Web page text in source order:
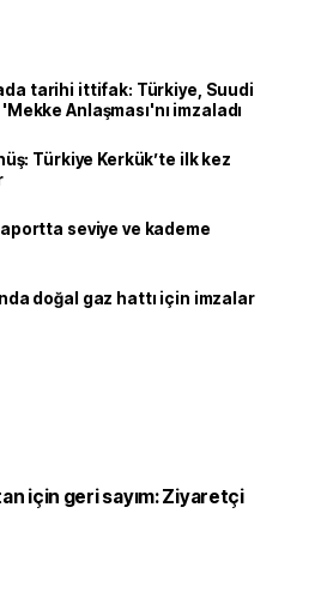
tarihi ittifak: Türkiye, Suudi
Anlaşması'nı imzaladı
Türkiye Kerkük’te ilk kez
seviye ve kademe
doğal gaz hattı için imzalar
için geri sayım: Ziyaretçi